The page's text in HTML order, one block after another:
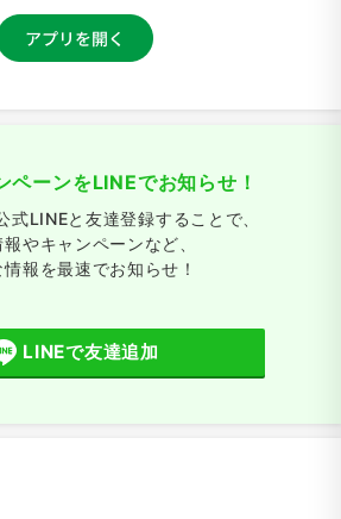
ペーンをLINEでお知らせ！
式LINEと友達登録することで、
やキャンペーンなど、
報を最速でお知らせ！
LINEで友達追加